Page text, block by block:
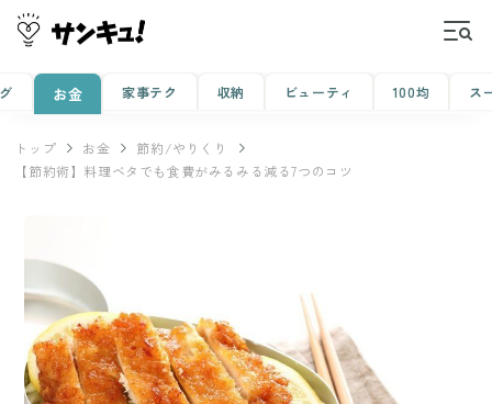
お金 家事テク 収納 ビューティ 100均 ス
トップ お金
節約/やりくり
【節約術】料理ベタでも食費がみるみる減る7つのコツ